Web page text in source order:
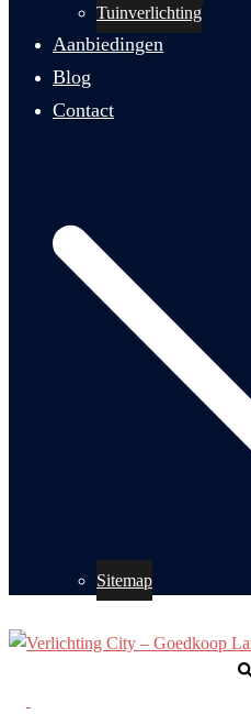
Tuinverlichting
Aanbiedingen
Blog
Contact
Sitemap